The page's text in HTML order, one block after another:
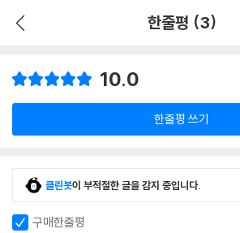
한줄평 (3)
10.0
한줄평 쓰기
클린봇이 부적절한 글을 감지 중입니다.
구매한줄평